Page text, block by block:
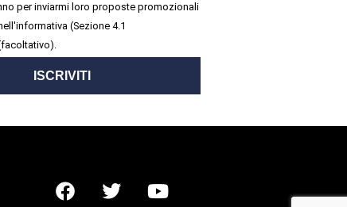
per inviarmi loro proposte promozionali
(Sezione 4.1
ISCRIVITI